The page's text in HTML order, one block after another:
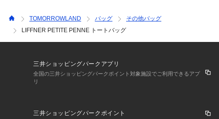
TOMORROWLAND バッグ
その他バッグ
LIFFNER PETITE PENNE トートバッグ
三井ショッピングパークアプリ
全国の三井ショッピングパークポイント対象施設でご利用できるアプ
リ
三井ショッピングパークポイント